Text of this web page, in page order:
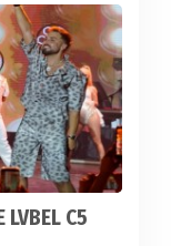
LVBEL C5